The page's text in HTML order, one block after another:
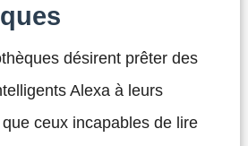
désirent prêter des
Alexa à leurs
ceux incapables de lire